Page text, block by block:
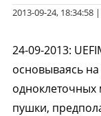
2013-09-24, 18:34:58|
24-09-2013:
основываясь
одноклеточных
пушки,